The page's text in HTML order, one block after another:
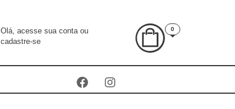
Olá, acesse sua conta ou
cadastre-se
0